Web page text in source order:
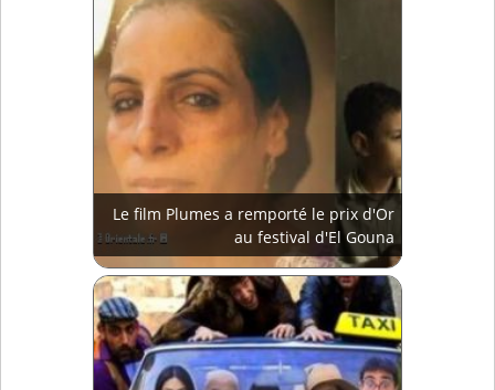
Le film Plumes a remporté le prix d'Or
au festival d'El Gouna